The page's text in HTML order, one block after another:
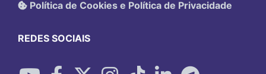
Política de Cookies e Política de Privacidade
REDES SOCIAIS